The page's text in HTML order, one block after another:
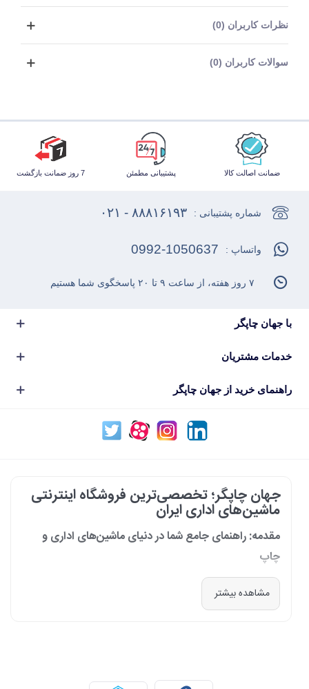
نظرات کاربران (0)
سوالات کاربران (0)
ضمانت اصالت کالا پشتیبانی مطمئن 7 روز ضمانت بازگشت
با جهان چاپگر
خدمات مشتریان
راهنمای خرید از جهان چاپگر
شماره پشتیبانی : ۸۸۸۱۶۱۹۳ - ۰۲۱
واتساپ : 0992-1050637
۷ روز هفته، از ساعت ۹ تا ۲۰ پاسخگوی شما هستیم
جهان چاپگر؛ تخصصی‌ترین فروشگاه اینترنتی
ماشین‌های اداری ایران
مقدمه: راهنمای جامع شما در دنیای ماشین‌های اداری و
چاپ
در دنیای پرشتاب امروز که کسب‌وکارها و سازمان‌ها برای افزایش بهره‌وری خود به
فناوری‌های نوین وابسته‌اند، دسترسی به ابزارهای کارآمد و قابل اعتماد یک
ما، ارائه راهکارهای جامع، از مشاوره پیش از خرید تا پشتیبانی پس از فروش،
مشاهده بیشتر